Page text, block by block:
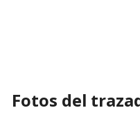
Fotos del